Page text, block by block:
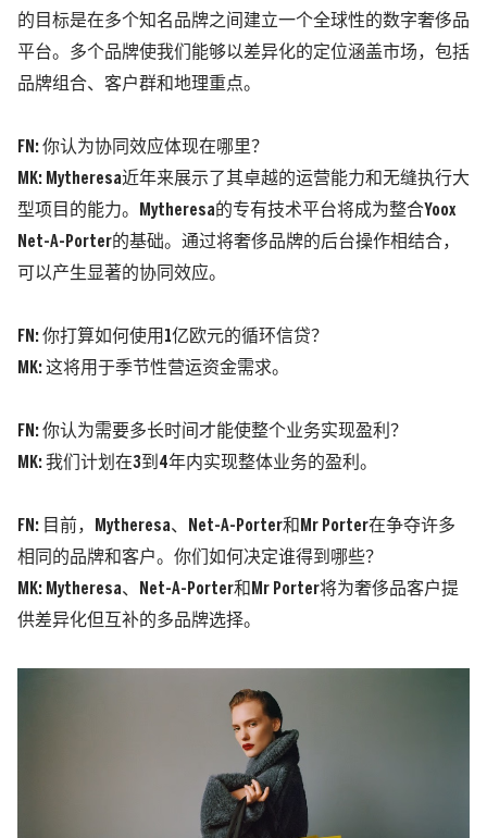
的目标是在多个知名品牌之间建立一个全球性的数字奢侈品
平台。多个品牌使我们能够以差异化的定位涵盖市场，包括
品牌组合、客户群和地理重点。
FN: 你认为协同效应体现在哪里？
MK: Mytheresa近年来展示了其卓越的运营能力和无缝执行大
型项目的能力。Mytheresa的专有技术平台将成为整合Yoox
Net-A-Porter的基础。通过将奢侈品牌的后台操作相结合，
可以产生显著的协同效应。
FN: 你打算如何使用1亿欧元的循环信贷？
MK: 这将用于季节性营运资金需求。
FN: 你认为需要多长时间才能使整个业务实现盈利？
MK: 我们计划在3到4年内实现整体业务的盈利。
FN: 目前，Mytheresa、Net-A-Porter和Mr Porter在争夺许多
相同的品牌和客户。你们如何决定谁得到哪些？
MK: Mytheresa、Net-A-Porter和Mr Porter将为奢侈品客户提
供差异化但互补的多品牌选择。